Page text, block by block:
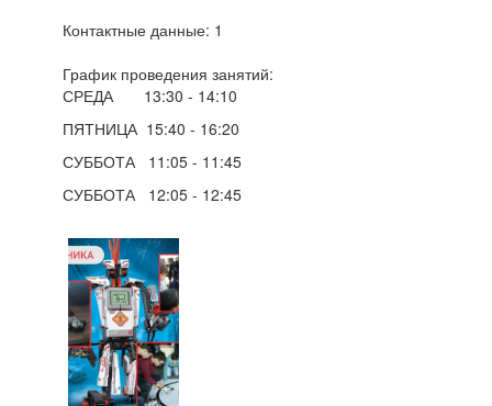
Контактные данные: 1
График проведения занятий:
СРЕДА 13:30 - 14:10
ПЯТНИЦА 15:40 - 16:20
СУББОТА 11:05 - 11:45
СУББОТА 12:05 - 12:45